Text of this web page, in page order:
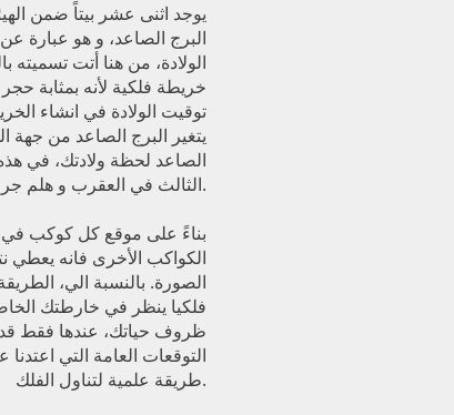
يوجد اثنى عشر بيتاً ضمن
البرج الصاعد، و هو عبارة
الولادة، من هنا أتت تسميته
خريطة فلكية لأنه بمثابة
توقيت الولادة في انشاء
يتغير البرج الصاعد من جهة
الصاعد لحظة ولادتك، في
الثالث في العقرب و هلم جرا.
بناءً على موقع كل كوكب في
الكواكب الأخرى فانه يعطي
الصورة. بالنسبة الي،
فلكيا ينظر في خارطتك
ظروف حياتك، عندها فقط
التوقعات العامة التي اعتدنا
طريقة علمية لتناول الفلك.